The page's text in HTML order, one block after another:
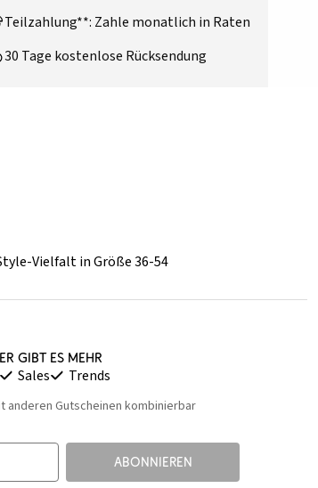
Teilzahlung**: Zahle monatlich in Raten
30 Tage kostenlose Rücksendung
Vielfalt in Größe 36-54
gibt es mehr
Sales Trends
anderen Gutscheinen kombinierbar
ABONNIEREN